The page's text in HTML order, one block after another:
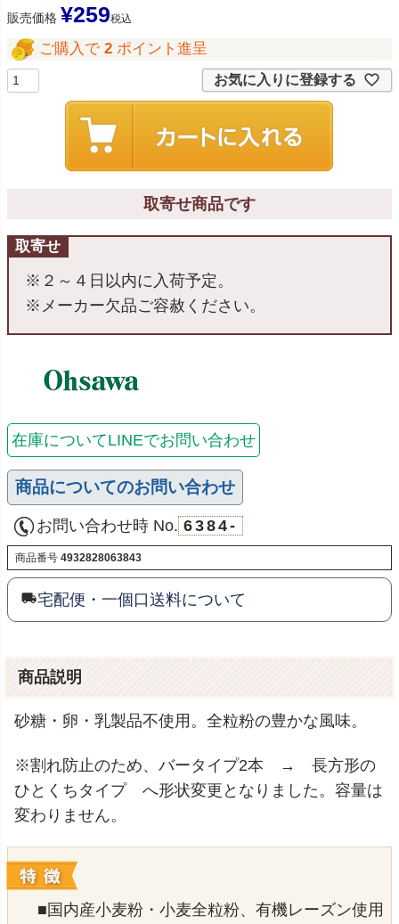
販売価格 ¥259税込
ご購入で 2 ポイント進呈
お気に入りに登録する
取寄せ商品です
取寄せ
※２～４日以内に入荷予定。
※メーカー欠品ご容赦ください。
在庫についてLINEでお問い合わせ
商品についてのお問い合わせ
お問い合わせ時 No. 6384-
商品番号 4932828063843
宅配便・一個口送料について
商品説明
砂糖・卵・乳製品不使用。全粒粉の豊かな風味。
※割れ防止のため、バータイプ2本 → 長方形の
ひとくちタイプ へ形状変更となりました。容量は
変わりません。
■国内産小麦粉・小麦全粒粉、有機レーズン使用